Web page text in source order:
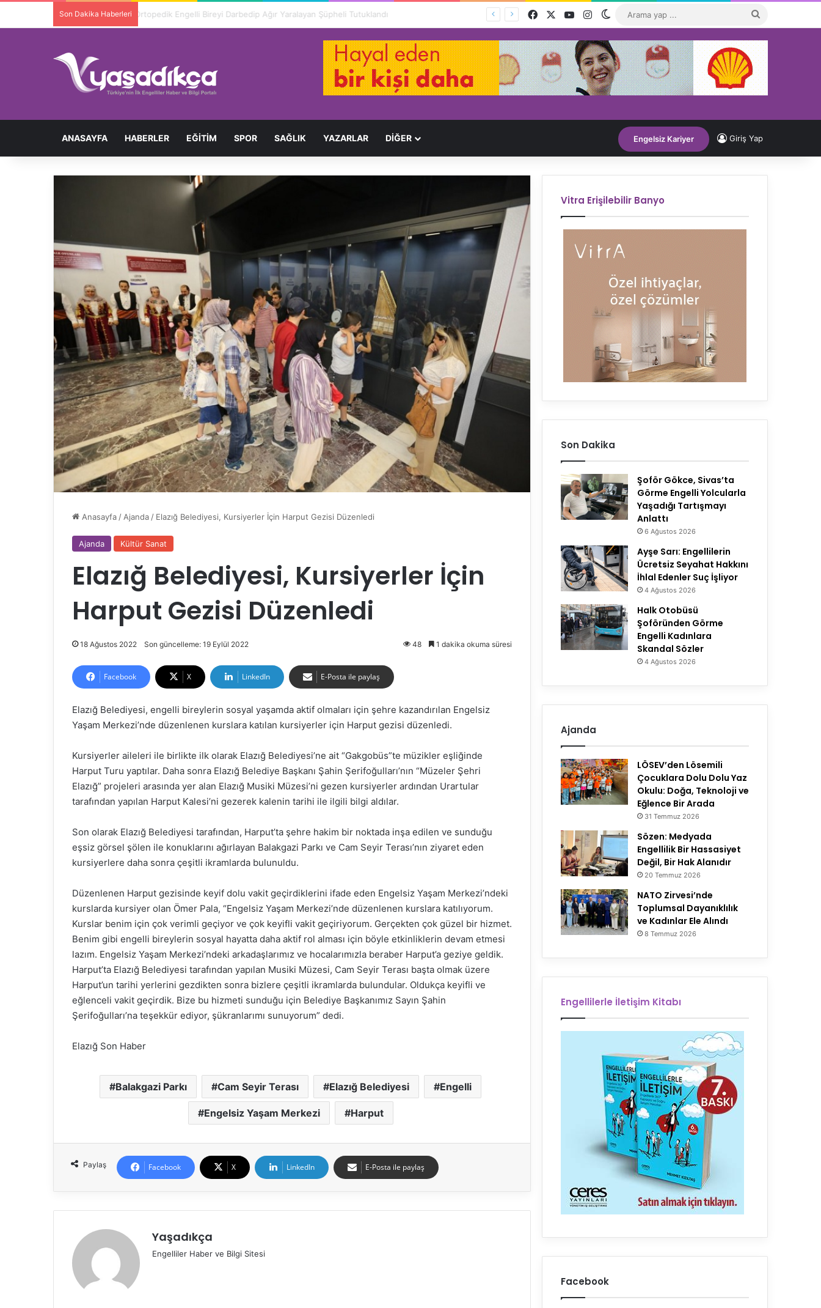
Son Dakika Haberleri Ortopedik Engelli Bireyi Darbedip Ağır Yaralayan Şüpheli Tutuklandı Facebook YouTubeInstagramDış görünümü değiştir
...
ANASAYFA HABERLER EĞITIM SPOR SAĞLIK YAZARLAR DİĞER Engelsiz Kariyer Giriş Yap
Anasayfa/Ajanda/ Elazığ Belediyesi, Kursiyerler İçin Harput Gezisi Düzenledi
Ajanda Kültür Sanat
Elazığ Belediyesi, Kursiyerler İçin
Harput Gezisi Düzenledi
18 Ağustos 2022 Son güncelleme: 19 Eylül 2022 48 1 dakika okuma süresi
Facebook X LinkedIn E-Posta ile paylaş
Elazığ Belediyesi, engelli bireylerin sosyal yaşamda aktif olmaları için şehre kazandırılan Engelsiz
Yaşam Merkezi’nde düzenlenen kurslara katılan kursiyerler için Harput gezisi düzenledi.
Kursiyerler aileleri ile birlikte ilk olarak Elazığ Belediyesi’ne ait “Gakgobüs”te müzikler eşliğinde
Harput Turu yaptılar. Daha sonra Elazığ Belediye Başkanı Şahin Şerifoğulları’nın “Müzeler Şehri
Elazığ” projeleri arasında yer alan Elazığ Musiki Müzesi’ni gezen kursiyerler ardından Urartular
tarafından yapılan Harput Kalesi’ni gezerek kalenin tarihi ile ilgili bilgi aldılar.
Son olarak Elazığ Belediyesi tarafından, Harput’ta şehre hakim bir noktada inşa edilen ve sunduğu
eşsiz görsel şölen ile konuklarını ağırlayan Balakgazi Parkı ve Cam Seyir Terası’nın ziyaret eden
kursiyerlere daha sonra çeşitli ikramlarda bulunuldu.
Düzenlenen Harput gezisinde keyif dolu vakit geçirdiklerini ifade eden Engelsiz Yaşam Merkezi’ndeki
kurslarda kursiyer olan Ömer Pala, “Engelsiz Yaşam Merkezi’nde düzenlenen kurslara katılıyorum.
Kurslar benim için çok verimli geçiyor ve çok keyifli vakit geçiriyorum. Gerçekten çok güzel bir hizmet.
Benim gibi engelli bireylerin sosyal hayatta daha aktif rol alması için böyle etkinliklerin devam etmesi
lazım. Engelsiz Yaşam Merkezi’ndeki arkadaşlarımız ve hocalarımızla beraber Harput’a geziye geldik.
Harput’ta Elazığ Belediyesi tarafından yapılan Musiki Müzesi, Cam Seyir Terası başta olmak üzere
Harput’un tarihi yerlerini gezdikten sonra bizlere çeşitli ikramlarda bulundular. Oldukça keyifli ve
eğlenceli vakit geçirdik. Bize bu hizmeti sunduğu için Belediye Başkanımız Sayın Şahin
Şerifoğulları’na teşekkür ediyor, şükranlarımı sunuyorum” dedi.
Elazığ Son Haber
Balakgazi Parkı Cam Seyir Terası Elazığ Belediyesi Engelli
Engelsiz Yaşam Merkezi Harput
Paylaş Facebook X LinkedIn E-Posta ile paylaş
Yaşadıkça
Engelliler Haber ve Bilgi Sitesi
Vitra Erişilebilir Banyo
Son Dakika
Şoför Gökce, Sivas’ta
Görme Engelli Yolcularla
Yaşadığı Tartışmayı
Anlattı
6 Ağustos 2026
Ayşe Sarı: Engellilerin
Ücretsiz Seyahat Hakkını
İhlal Edenler Suç İşliyor
4 Ağustos 2026
Halk Otobüsü
Şoföründen Görme
Engelli Kadınlara
Skandal Sözler
4 Ağustos 2026
Ajanda
LÖSEV’den Lösemili
Çocuklara Dolu Dolu Yaz
Okulu: Doğa, Teknoloji ve
Eğlence Bir Arada
31 Temmuz 2026
Sözen: Medyada
Engellilik Bir Hassasiyet
Değil, Bir Hak Alanıdır
20 Temmuz 2026
NATO Zirvesi’nde
Toplumsal Dayanıklılık
ve Kadınlar Ele Alındı
8 Temmuz 2026
Engellilerle İletişim Kitabı
Facebook